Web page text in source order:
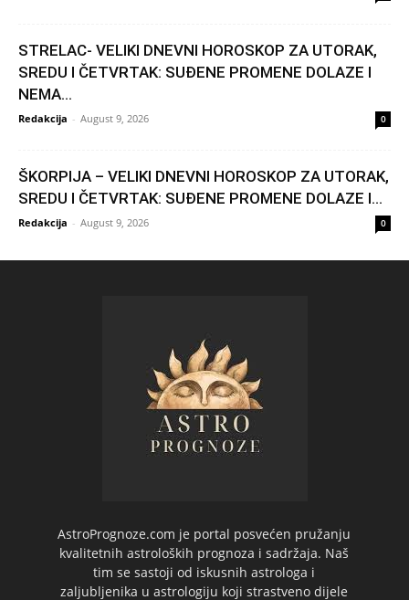
STRELAC- VELIKI DNEVNI HOROSKOP ZA UTORAK,
SREDU I ČETVRTAK: SUĐENE PROMENE DOLAZE I
NEMA...
Redakcija - August 9, 2026 0
ŠKORPIJA – VELIKI DNEVNI HOROSKOP ZA UTORAK,
SREDU I ČETVRTAK: SUĐENE PROMENE DOLAZE I...
Redakcija - August 9, 2026 0
AstroPrognoze.com je portal posvećen pružanju
kvalitetnih astroloških prognoza i sadržaja. Naš
tim se sastoji od iskusnih astrologa i
zaljubljenika u astrologiju koji strastveno dijele